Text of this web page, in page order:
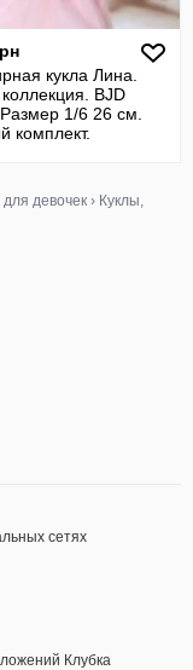
кукла Лина.
BJD
Размер 1/6 26 см.
комплект.
для девочек › Куклы,
сетях
Клубка